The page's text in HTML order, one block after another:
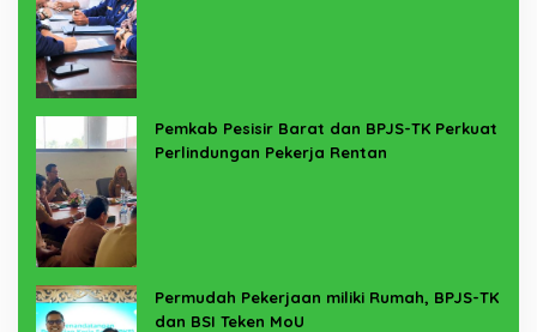
Pemkab Pesisir Barat dan BPJS-TK Perkuat
Perlindungan Pekerja Rentan
Permudah Pekerjaan miliki Rumah, BPJS-TK
dan BSI Teken MoU